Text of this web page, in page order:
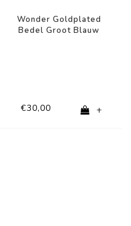
Wonder Goldplated
Bedel Groot Blauw
€30,00 +